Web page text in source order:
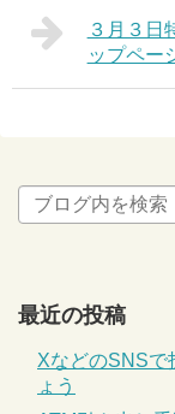
３月３日
ップペー
最近の投稿
XなどのSNSで
ょう